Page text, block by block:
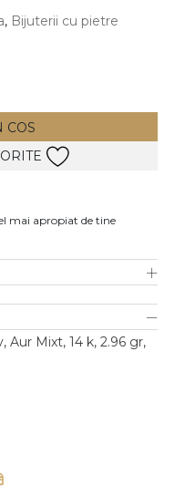
, Bijuterii cu pietre
COS
mai apropiat de tine
Aur Mixt, 14 k, 2.96 gr,